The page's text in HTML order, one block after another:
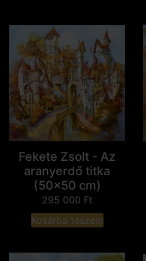
Fekete Zsolt - Az
aranyerdő titka
(50x50 cm)
295 000 Ft
Kosárba teszem